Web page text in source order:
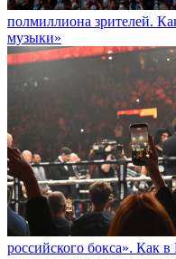
полмиллиона зрителей.
музыки»
российского бокса». Как